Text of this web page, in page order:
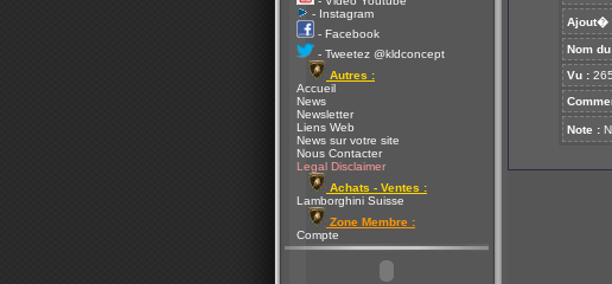
- Instagram
- Facebook
- Tweetez @kldconcept
Autres :
Accueil
News
Newsletter
Liens Web
News sur votre site
Nous Contacter
Legal Disclaimer
Achats - Ventes :
Lamborghini Suisse
Zone Membre :
Compte
Ajout�
Nom
Vu :
Note :